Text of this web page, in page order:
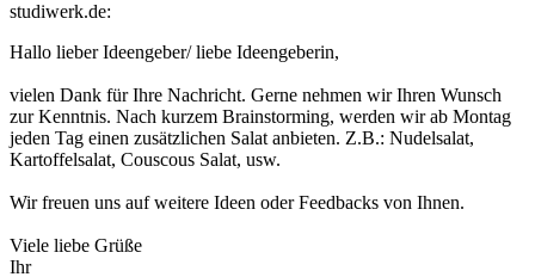
studiwerk.de:
Hallo lieber Ideengeber/ liebe Ideengeberin,
vielen Dank für Ihre Nachricht. Gerne nehmen wir Ihren Wunsch
zur Kenntnis. Nach kurzem Brainstorming, werden wir ab Montag
jeden Tag einen zusätzlichen Salat anbieten. Z.B.: Nudelsalat,
Kartoffelsalat, Couscous Salat, usw.
Wir freuen uns auf weitere Ideen oder Feedbacks von Ihnen.
Viele liebe Grüße
Ihr